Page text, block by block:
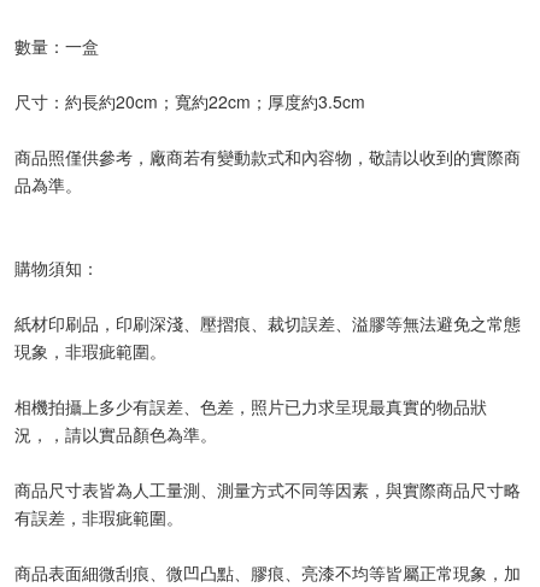
數量：一盒
尺寸：約長約20cm；寬約22cm；厚度約3.5cm
商品照僅供參考，廠商若有變動款式和內容物，敬請以收到的實際商
品為準。
購物須知：
紙材印刷品，印刷深淺、壓摺痕、裁切誤差、溢膠等無法避免之常態
現象，非瑕疵範圍。
相機拍攝上多少有誤差、色差，照片已力求呈現最真實的物品狀
況，，請以實品顏色為準。
商品尺寸表皆為人工量測、測量方式不同等因素，與實際商品尺寸略
有誤差，非瑕疵範圍。
商品表面細微刮痕、微凹凸點、膠痕、亮漆不均等皆屬正常現象，加